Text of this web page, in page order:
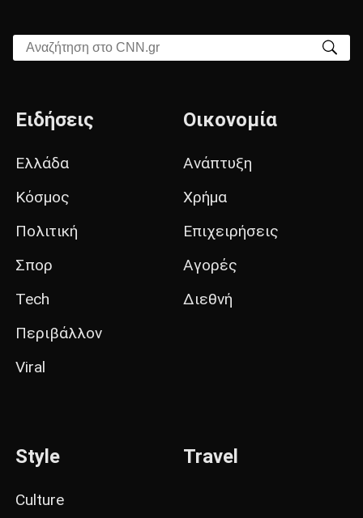
Αναζήτηση στο CNN.gr
Ειδήσεις
Ελλάδα
Κόσμος
Πολιτική
Σπορ
Tech
Περιβάλλον
Viral
Οικονομία
Ανάπτυξη
Χρήμα
Επιχειρήσεις
Αγορές
Διεθνή
Style
Culture
Travel